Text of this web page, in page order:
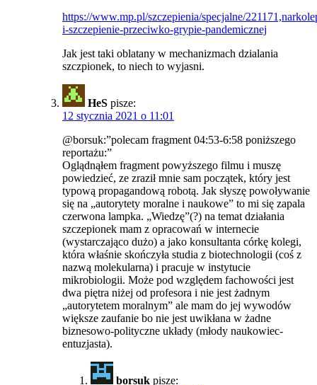
https://www.mp.pl/szczepienia/specjalne/
i-szczepienie-przeciwko-grypie-pandemicznej
Jak jest taki oblatany w mechanizmach dzialania
szczpionek, to niech to wyjasni.
HeS pisze:
12 stycznia 2021 o 11:01
@borsuk:”polecam fragment 04:53-6:58 poniższego
reportażu:”
Oglądnąłem fragment powyższego filmu i muszę
powiedzieć, ze zraził mnie sam początek, który jest
typową propagandową robotą. Jak słyszę powoływanie
się na „autorytety moralne i naukowe” to mi się zapala
czerwona lampka. „Wiedzę”(?) na temat działania
szczepionek mam z opracowań w internecie
(wystarczająco dużo) a jako konsultanta córkę kolegi,
która właśnie skończyła studia z biotechnologii (coś z
nazwą molekularna) i pracuje w instytucie
mikrobiologii. Może pod względem fachowości jest
dwa piętra niżej od profesora i nie jest żadnym
„autorytetem moralnym” ale mam do jej wywodów
większe zaufanie bo nie jest uwikłana w żadne
biznesowo-polityczne układy (młody naukowiec-
entuzjasta).
borsuk pisze: